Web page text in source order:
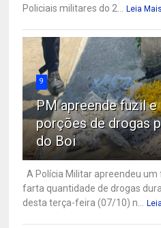
Policiais militares do 2...
Leia Mais
9
PM apreende fuzil
porções de drogas
do Boi
A Polícia Militar apreendeu
farta quantidade de drogas
desta terça-feira (07/10) n...